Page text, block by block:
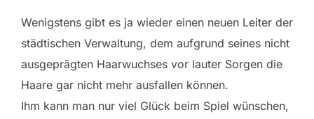
Wenigstens gibt es ja wieder einen neuen Leiter der
städtischen Verwaltung, dem aufgrund seines nicht
ausgeprägten Haarwuchses vor lauter Sorgen die
Haare gar nicht mehr ausfallen können.
Ihm kann man nur viel Glück beim Spiel wünschen,